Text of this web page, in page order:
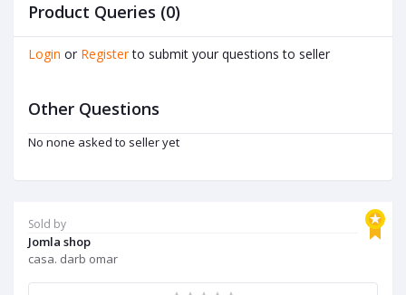
Sold by
Jomla shop
casa. darb omar
Product Queries (0)
Login or Register to submit your questions to seller
Other Questions
No none asked to seller yet